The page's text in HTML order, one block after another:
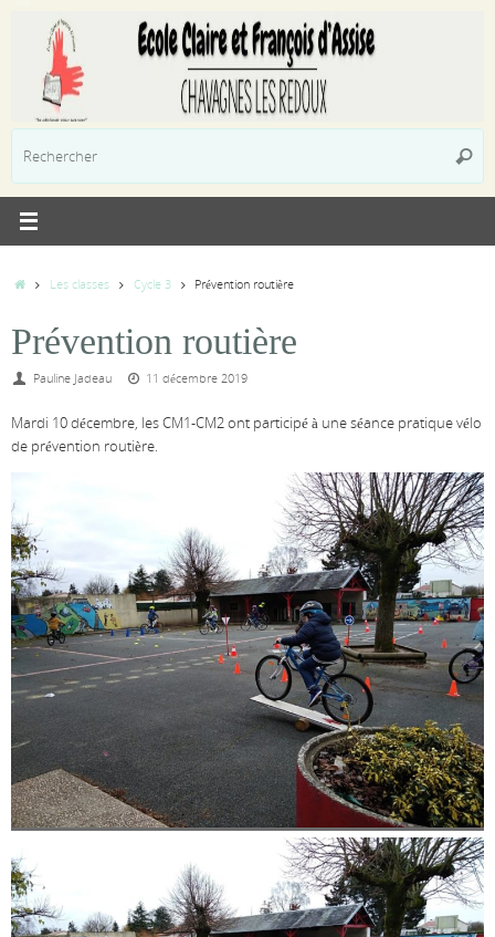
contenu
:
AccueilLes classes Cycle 3 Prévention routière
Prévention routière
Pauline Jadeau 11 décembre 2019
Mardi 10 décembre, les CM1-CM2 ont participé à une séance pratique vélo
de prévention routière.